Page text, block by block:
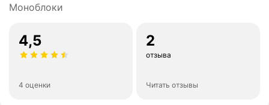
Моноблоки
4,5
4 оценки
2
отзыва
Читать отзывы